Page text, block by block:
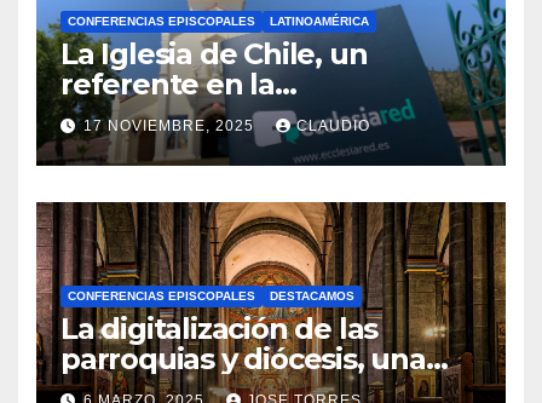
CONFERENCIAS EPISCOPALES LATINOAMÉRICA
La Iglesia de Chile, un
referente en la
transformación digital
gracias a Ecclesiared
17 NOVIEMBRE, 2025 CLAUDIO
N
O
H
A
Y
C
O
CONFERENCIAS EPISCOPALES DESTACAMOS
La digitalización de las
parroquias y diócesis, una
realidad ya para el futuro de